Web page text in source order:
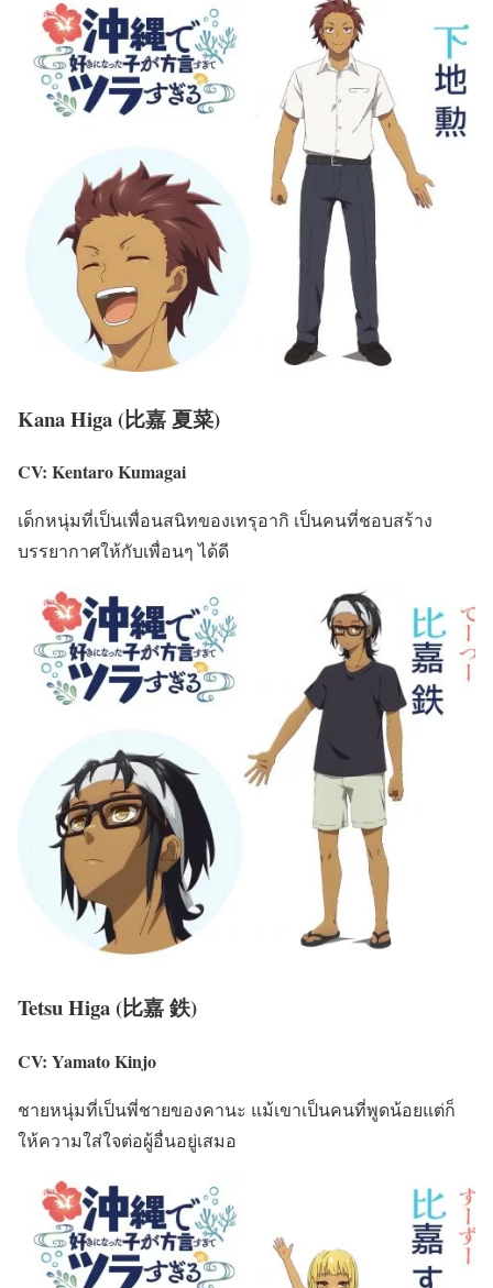
Kana Higa (比嘉 夏菜)
CV: Kentaro Kumagai
เด็กหนุ่มที่เป็นเพื่อนสนิทของเทรุอากิ เป็นคนที่ชอบสร้าง
บรรยากาศให้กับเพื่อนๆ ได้ดี
Tetsu Higa (比嘉 鉄)
CV: Yamato Kinjo
ชายหนุ่มที่เป็นพี่ชายของคานะ แม้เขาเป็นคนที่พูดน้อยแต่ก็
ให้ความใส่ใจต่อผู้อื่นอยู่เสมอ